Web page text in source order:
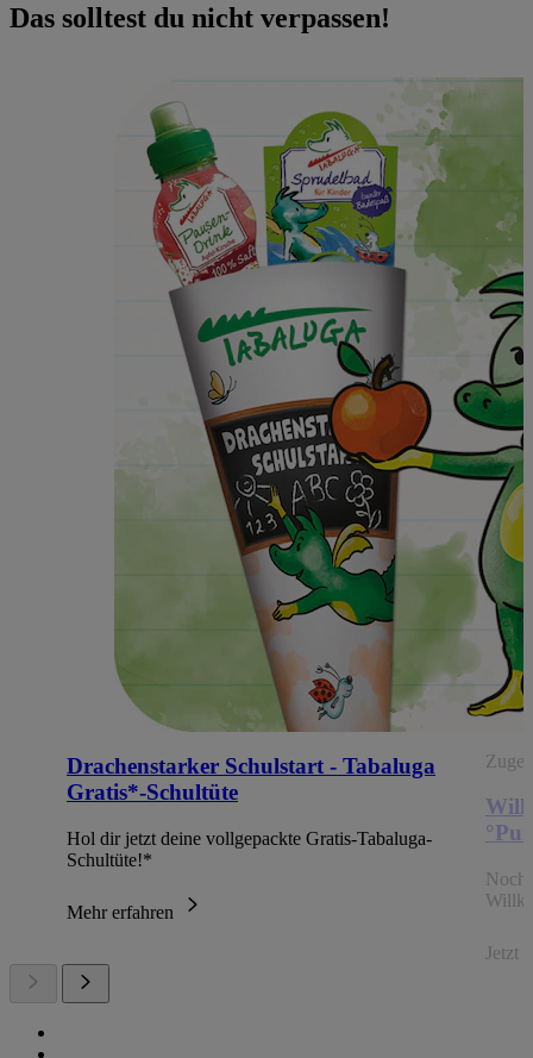
Das solltest du nicht verpassen!
Drachenstarker Schulstart - Tabaluga
Gratis*-Schultüte
Hol dir jetzt deine vollgepackte Gratis-Tabaluga-
Schultüte!*
Mehr erfahren
Noch
Jetzt